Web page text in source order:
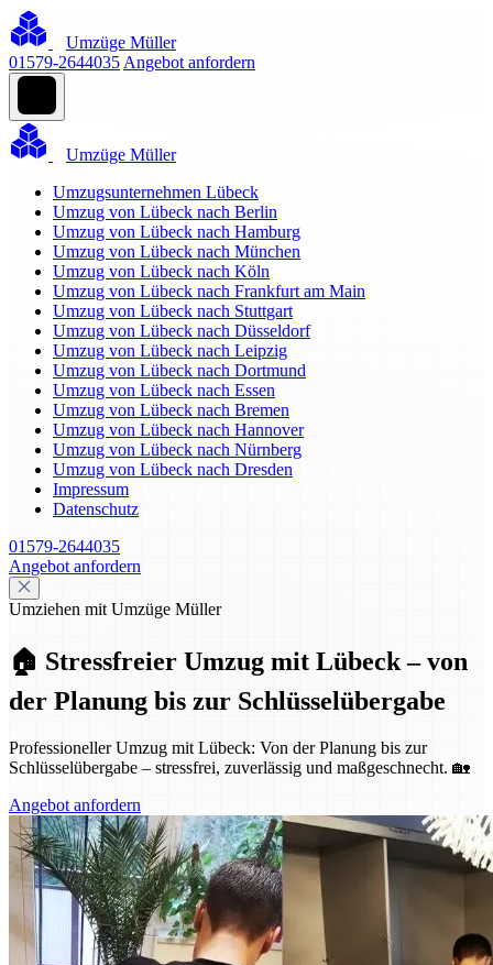
Umzüge Müller
01579-2644035 Angebot anfordern
Umzüge Müller
Umzugsunternehmen Lübeck
Umzug von Lübeck nach Berlin
Umzug von Lübeck nach Hamburg
Umzug von Lübeck nach München
Umzug von Lübeck nach Köln
Umzug von Lübeck nach Frankfurt am Main
Umzug von Lübeck nach Stuttgart
Umzug von Lübeck nach Düsseldorf
Umzug von Lübeck nach Leipzig
Umzug von Lübeck nach Dortmund
Umzug von Lübeck nach Essen
Umzug von Lübeck nach Bremen
Umzug von Lübeck nach Hannover
Umzug von Lübeck nach Nürnberg
Umzug von Lübeck nach Dresden
Impressum
Datenschutz
01579-2644035
Angebot anfordern
Umziehen mit Umzüge Müller
🏠 Stressfreier Umzug mit Lübeck – von
der Planung bis zur Schlüsselübergabe
Professioneller Umzug mit Lübeck: Von der Planung bis zur
Schlüsselübergabe – stressfrei, zuverlässig und maßgeschnecht. 🏡
Angebot anfordern